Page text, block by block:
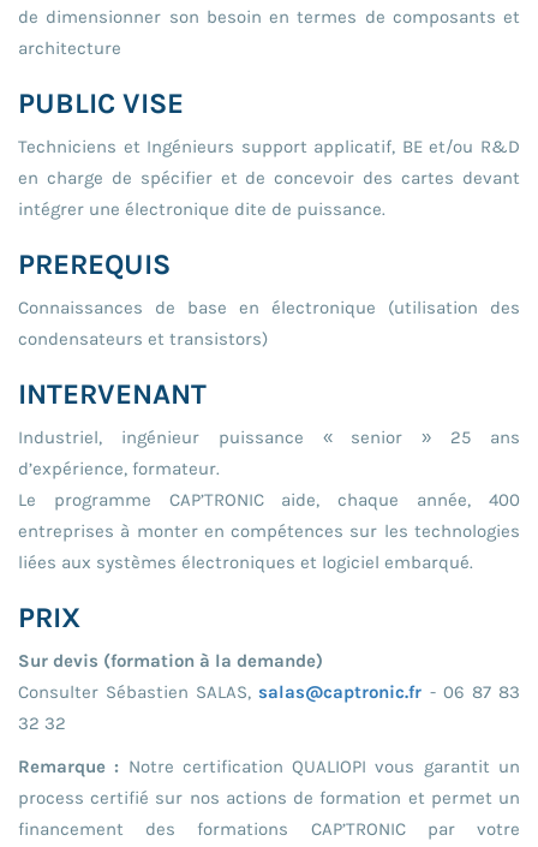
de dimensionner son besoin en termes de composants et
architecture
PUBLIC VISE
Techniciens et Ingénieurs support applicatif, BE et/ou R&D
en charge de spécifier et de concevoir des cartes devant
intégrer une électronique dite de puissance.
PREREQUIS
Connaissances de base en électronique (utilisation des
condensateurs et transistors)
INTERVENANT
Industriel, ingénieur puissance « senior » 25 ans
d’expérience, formateur.
Le programme CAP’TRONIC aide, chaque année, 400
entreprises à monter en compétences sur les technologies
liées aux systèmes électroniques et logiciel embarqué.
PRIX
Sur devis (formation à la demande)
Consulter Sébastien SALAS, salas@captronic.fr - 06 87 83
32 32
Remarque : Notre certification QUALIOPI vous garantit un
process certifié sur nos actions de formation et permet un
financement des formations CAP’TRONIC par votre